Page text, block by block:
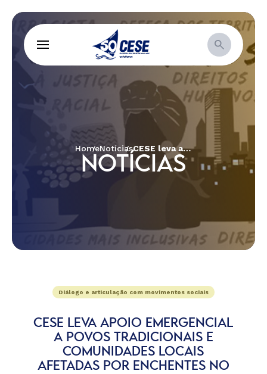
HomeNotícias CESE leva apoio emergencial a povos tradicionais e comunidades locais afetadas por enchentes no Acre
NOTÍCIAS
Diálogo e articulação com movimentos sociais
CESE LEVA APOIO EMERGENCIAL
A POVOS TRADICIONAIS E
COMUNIDADES LOCAIS
AFETADAS POR ENCHENTES NO